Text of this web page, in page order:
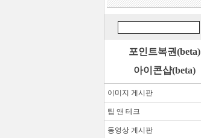
포인트복권(beta)
아이콘샵(beta)
이미지 게시판
팁 앤 테크
동영상 게시판